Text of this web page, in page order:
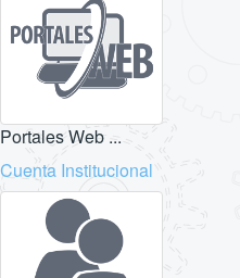
Portales Web ...
Cuenta Institucional